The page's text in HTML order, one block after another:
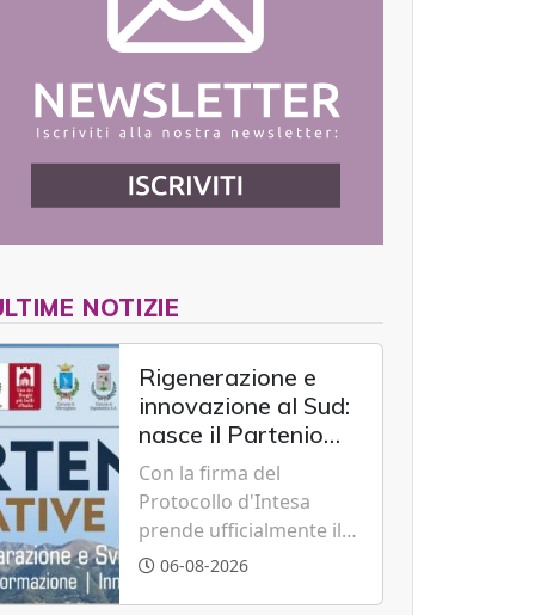
NOTIZIE
Rigenerazione e
innovazione al Sud:
nasce il Partenio
Creative Hub per il
rilancio del
territorio
Con la firma del
Protocollo d'Intesa
prende ufficialmente il
via il recupero dell'ex
06-08-2026